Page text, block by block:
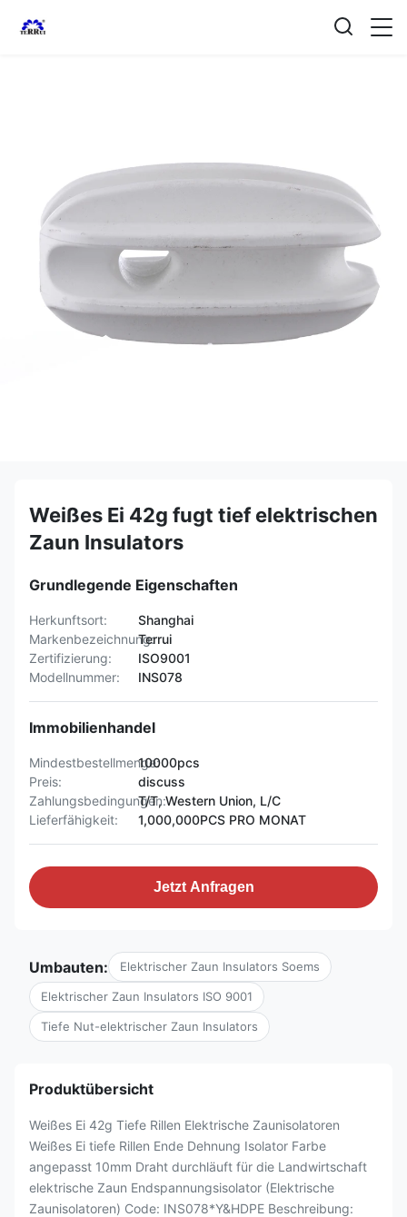
Weißes Ei 42g fugt tief elektrischen
Zaun Insulators
Grundlegende Eigenschaften
Herkunftsort:
Shanghai
Markenbezeichnung:Terrui
Zertifizierung:
ISO9001
Modellnummer:
INS078
Immobilienhandel
Mindestbestellmenge:10000pcs
Preis:
discuss
Zahlungsbedingungen:T/T, Western Union, L/C
Lieferfähigkeit:
1,000,000PCS PRO MONAT
Jetzt Anfragen
Umbauten: Elektrischer Zaun Insulators Soems
Elektrischer Zaun Insulators ISO 9001
Tiefe Nut-elektrischer Zaun Insulators
Produktübersicht
Weißes Ei 42g Tiefe Rillen Elektrische Zaunisolatoren
Weißes Ei tiefe Rillen Ende Dehnung Isolator Farbe
angepasst 10mm Draht durchläuft für die Landwirtschaft
elektrische Zaun Endspannungsisolator (Elektrische
Zaunisolatoren) Code: INS078*Y&HDPE Beschreibung: